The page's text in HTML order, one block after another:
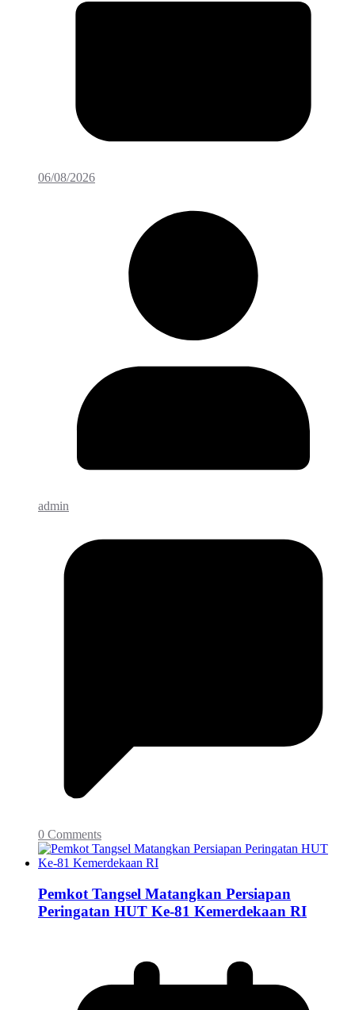
06/08/2026
admin
0 Comments
Pemkot Tangsel Matangkan Persiapan
Peringatan HUT Ke-81 Kemerdekaan RI